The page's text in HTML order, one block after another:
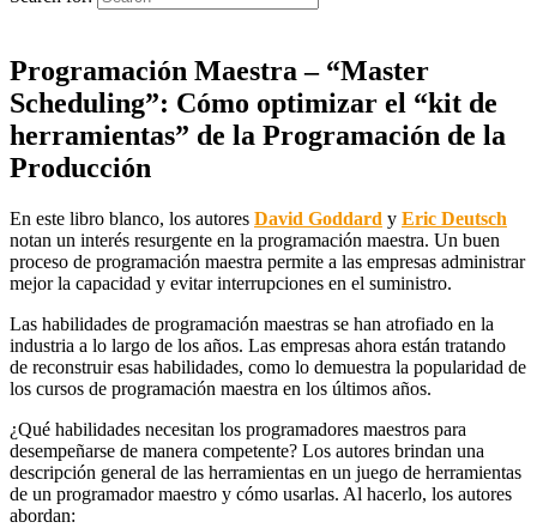
Programación Maestra – “Master
Scheduling”: Cómo optimizar el “kit de
herramientas” de la Programación de la
Producción
En este libro blanco, los autores David Goddard y Eric Deutsch
notan un interés resurgente en la programación maestra. Un buen
proceso de programación maestra permite a las empresas administrar
mejor la capacidad y evitar interrupciones en el suministro.
Las habilidades de programación maestras se han atrofiado en la
industria a lo largo de los años. Las empresas ahora están tratando
de reconstruir esas habilidades, como lo demuestra la popularidad de
los cursos de programación maestra en los últimos años.
¿Qué habilidades necesitan los programadores maestros para
desempeñarse de manera competente? Los autores brindan una
descripción general de las herramientas en un juego de herramientas
de un programador maestro y cómo usarlas. Al hacerlo, los autores
abordan: